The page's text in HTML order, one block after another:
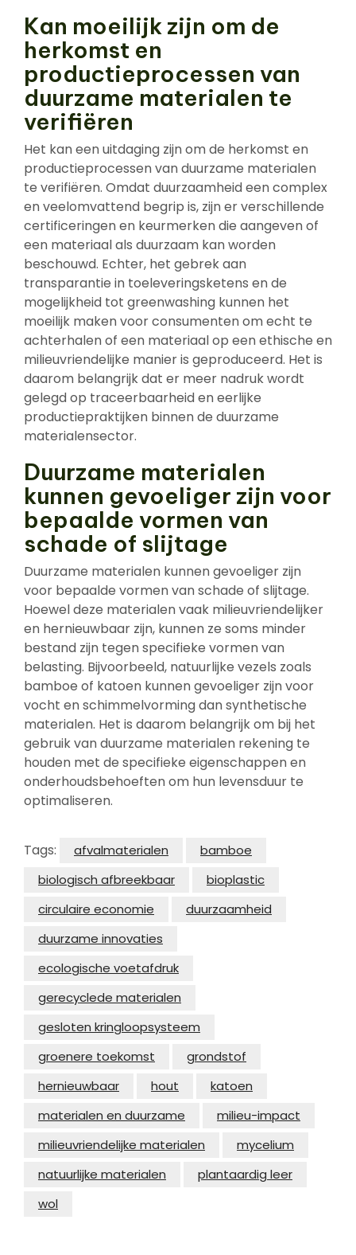
Kan moeilijk zijn om de
herkomst en
productieprocessen van
duurzame materialen te
verifiëren
Het kan een uitdaging zijn om de herkomst en
productieprocessen van duurzame materialen
te verifiëren. Omdat duurzaamheid een complex
en veelomvattend begrip is, zijn er verschillende
certificeringen en keurmerken die aangeven of
een materiaal als duurzaam kan worden
beschouwd. Echter, het gebrek aan
transparantie in toeleveringsketens en de
mogelijkheid tot greenwashing kunnen het
moeilijk maken voor consumenten om echt te
achterhalen of een materiaal op een ethische en
milieuvriendelijke manier is geproduceerd. Het is
daarom belangrijk dat er meer nadruk wordt
gelegd op traceerbaarheid en eerlijke
productiepraktijken binnen de duurzame
materialensector.
Duurzame materialen
kunnen gevoeliger zijn voor
bepaalde vormen van
schade of slijtage
Duurzame materialen kunnen gevoeliger zijn
voor bepaalde vormen van schade of slijtage.
Hoewel deze materialen vaak milieuvriendelijker
en hernieuwbaar zijn, kunnen ze soms minder
bestand zijn tegen specifieke vormen van
belasting. Bijvoorbeeld, natuurlijke vezels zoals
bamboe of katoen kunnen gevoeliger zijn voor
vocht en schimmelvorming dan synthetische
materialen. Het is daarom belangrijk om bij het
gebruik van duurzame materialen rekening te
houden met de specifieke eigenschappen en
onderhoudsbehoeften om hun levensduur te
optimaliseren.
Tags: afvalmaterialen
bamboe
biologisch afbreekbaar
bioplastic
circulaire economie
duurzaamheid
duurzame innovaties
ecologische voetafdruk
gerecyclede materialen
gesloten kringloopsysteem
groenere toekomst
grondstof
hernieuwbaar
hout
katoen
materialen en duurzame
milieu-impact
milieuvriendelijke materialen
mycelium
natuurlijke materialen
plantaardig leer
wol